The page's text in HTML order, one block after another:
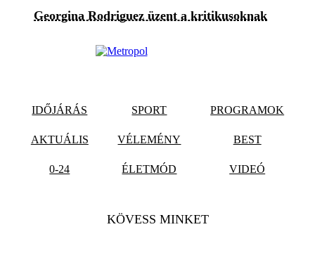
Georgina Rodriguez üzent a kritikusoknak
IDŐJÁRÁS SPORT PROGRAMOK
AKTUÁLIS VÉLEMÉNY BEST
0-24 ÉLETMÓD VIDEÓ
KÖVESS MINKET